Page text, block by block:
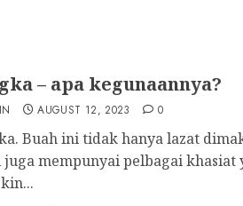
– apa kegunaannya?
AUGUST 12, 2023 0
Buah ini tidak hanya lazat
mempunyai pelbagai khasiat